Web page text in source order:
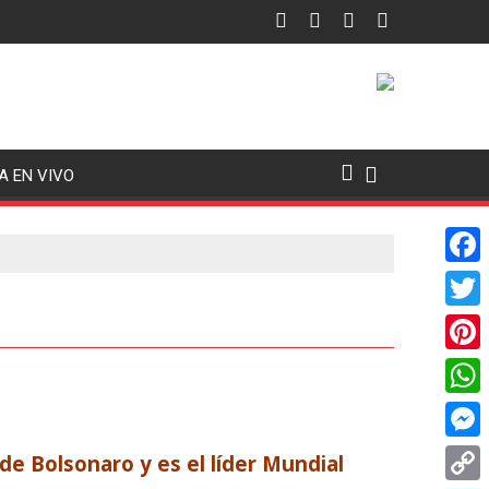
EN VIVO
Bolsonaro y es el líder Mundial
F
a
c
e
b
o
T
w
i
t
t
P
i
n
t
W
h
a
M